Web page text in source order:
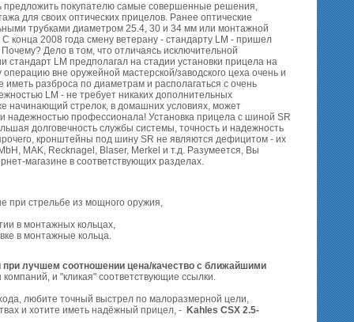
предложить покупателю самые совершенные решения,
для своих оптических прицелов. Ранее оптические
трубками диаметром 25.4, 30 и 34 мм или монтажной
конца 2008 года смену ветерану - стандарту LM - пришел
Дело в том, что отличаясь исключительной
LM предполагал на стадии установки прицела на
вне оружейной мастерской/заводского цеха очень и
разброса по диаметрам и располагаться с очень
LM - не требует никаких дополнительных
начинающий стрелок, в домашних условиях, может
надежностью профессионала! Установка прицела с шиной SR
долговечность службы системы, точность и надежность
кронштейны под шину SR не являются дефицитом - их
MAK, Recknagel, Blaser, Merkel и т.д. Разумеется, Вы
магазине в соответствующих разделах.
при стрельбе из мощного оружия,
в монтажных кольцах,
в монтажные кольца.
лучшем соотношении цена/качество с ближайшими
и "кликая" соответствующие ссылки.
любите точный выстрел по малоразмерной цели,
и хотите иметь надёжный прицел, - Kahles CSX 2.5-